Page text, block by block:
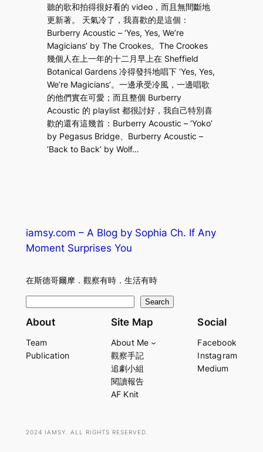
聽的歌和拍得很好看的 video，而且無間斷地
更新著。 天氣冷了，我喜歡的是這個：
Burberry Acoustic – ‘Yes, Yes, We’re
Magicians’ by The Crookes。The Crookes
幾個人在上一年的十二月早上在 Sheffield
Botanical Gardens 冷得發抖地唱下 ‘Yes, Yes,
We’re Magicians’。一邊承受冷風，一邊唱歌
的他們實在可愛；而且整個 Burberry
Acoustic 的 playlist 都很討好，我自己特別喜
歡的還有這幾首：Burberry Acoustic – ‘Yoko’
by Pegasus Bridge、Burberry Acoustic –
‘Back to Back’ by Wolf…
iamsy.com – A Blog by Sophia Ch. If Any
Moment Surprises You
在斯德哥爾摩．觀察有時．生活有時
e
r
Search
About
Team
Publication
Site Map
About Me
觀察手記
追劇小組
閱讀報告
AF Knit
Social
Facebook
Instagram
Medium
2024 IAMSY. ALL RIGHTS RESERVED.